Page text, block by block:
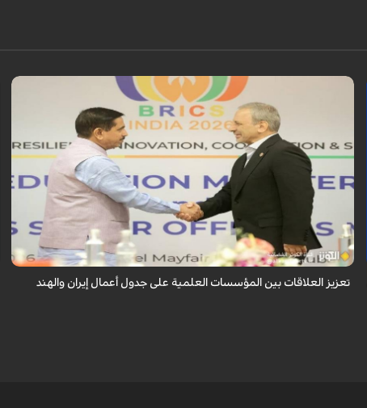
أكدت ايران والهند على تعزيز العلاقات بين مؤسساتهما العلمية، وذلك خلال لقاء
جمع القائم بأعمال وزير العلوم الإيراني مع وزير التعليم الهندي، على هامش الد...
تعزيز العلاقات بين المؤسسات العلمية على جدول أعمال إيران والهند